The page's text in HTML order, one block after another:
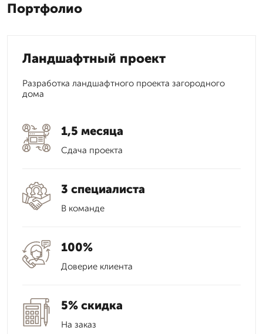
Портфолио
Ландшафтный проект
Разработка ландшафтного проекта загородного
дома
1,5 месяца
Сдача проекта
3 специалиста
В команде
100%
Доверие клиента
5% скидка
На заказ